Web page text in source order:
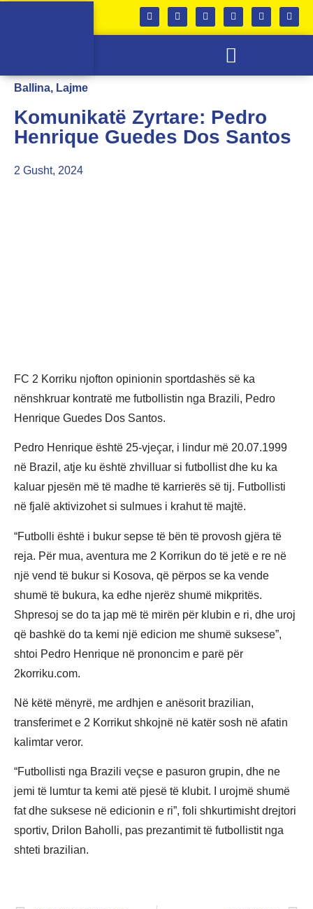
Ballina, Lajme
Komunikatë Zyrtare: Pedro
Henrique Guedes Dos Santos
2 Gusht, 2024
FC 2 Korriku njofton opinionin sportdashës së ka
nënshkruar kontratë me futbollistin nga Brazili, Pedro
Henrique Guedes Dos Santos.
Pedro Henrique është 25-vjeçar, i lindur më 20.07.1999
në Brazil, atje ku është zhvilluar si futbollist dhe ku ka
kaluar pjesën më të madhe të karrierës së tij. Futbollisti
në fjalë aktivizohet si sulmues i krahut të majtë.
“Futbolli është i bukur sepse të bën të provosh gjëra të
reja. Për mua, aventura me 2 Korrikun do të jetë e re në
një vend të bukur si Kosova, që përpos se ka vende
shumë të bukura, ka edhe njerëz shumë mikpritës.
Shpresoj se do ta jap më të mirën për klubin e ri, dhe uroj
që bashkë do ta kemi një edicion me shumë suksese”,
shtoi Pedro Henrique në prononcim e parë për
2korriku.com.
Në këtë mënyrë, me ardhjen e anësorit brazilian,
transferimet e 2 Korrikut shkojnë në katër sosh në afatin
kalimtar veror.
“Futbollisti nga Brazili veçse e pasuron grupin, dhe ne
jemi të lumtur ta kemi atë pjesë të klubit. I urojmë shumë
fat dhe suksese në edicionin e ri”, foli shkurtimisht drejtori
sportiv, Drilon Baholli, pas prezantimit të futbollistit nga
shteti brazilian.